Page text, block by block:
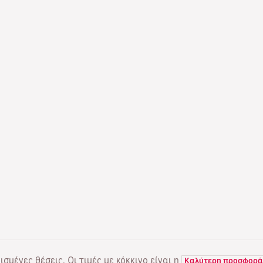
θέσεις. Οι τιμές με κόκκινο είναι η Καλύτερη